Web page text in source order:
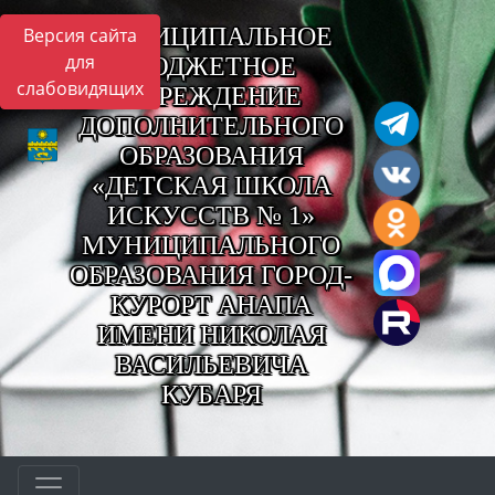
Версия сайта
для
слабовидящих
МУНИЦИПАЛЬНОЕ
БЮДЖЕТНОЕ
УЧРЕЖДЕНИЕ
ДОПОЛНИТЕЛЬНОГО
ОБРАЗОВАНИЯ
«ДЕТСКАЯ ШКОЛА
ИСКУССТВ № 1»
МУНИЦИПАЛЬНОГО
ОБРАЗОВАНИЯ ГОРОД-
КУРОРТ АНАПА
ИМЕНИ НИКОЛАЯ
ВАСИЛЬЕВИЧА
КУБАРЯ